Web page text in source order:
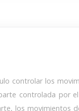
controlar los
controlada por
los movimientos